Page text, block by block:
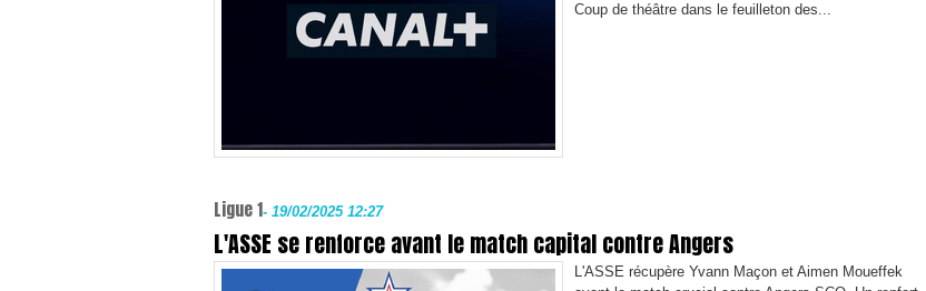
Coup de théâtre dans le feuilleton des...
Ligue 1- 19/02/2025 12:27
L'ASSE se renforce avant le match capital contre Angers
L'ASSE récupère Yvann Maçon et Aimen Moueffek